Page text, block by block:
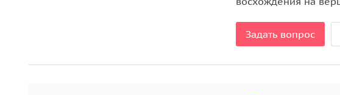
Задать вопрос